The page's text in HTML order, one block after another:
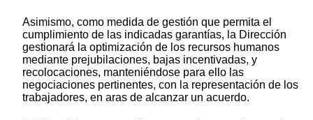
Asimismo, como medida de gestión que permita el
cumplimiento de las indicadas garantías, la Dirección
gestionará la optimización de los recursos humanos
mediante prejubilaciones, bajas incentivadas, y
recolocaciones, manteniéndose para ello las
negociaciones pertinentes, con la representación de los
trabajadores, en aras de alcanzar un acuerdo.